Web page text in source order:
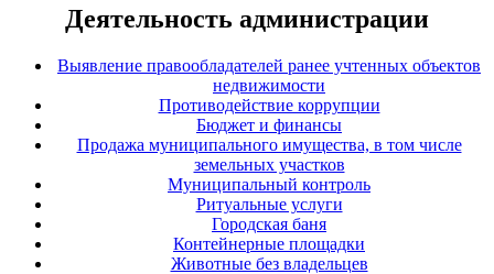
Деятельность администрации
Выявление правообладателей ранее учтенных объектов
недвижимости
Противодействие коррупции
Бюджет и финансы
Продажа муниципального имущества, в том числе
земельных участков
Муниципальный контроль
Ритуальные услуги
Городская баня
Контейнерные площадки
Животные без владельцев